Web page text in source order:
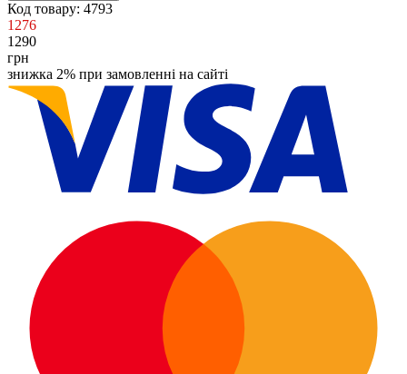
Код товару: 4793
1276
1290
грн
знижка 2% при замовленні на сайті